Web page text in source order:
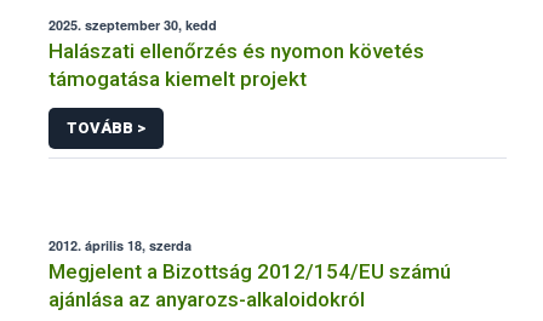
2025. szeptember 30, kedd
Halászati ellenőrzés és nyomon követés
támogatása kiemelt projekt
TOVÁBB >
2012. április 18, szerda
Megjelent a Bizottság 2012/154/EU számú
ajánlása az anyarozs-alkaloidokról